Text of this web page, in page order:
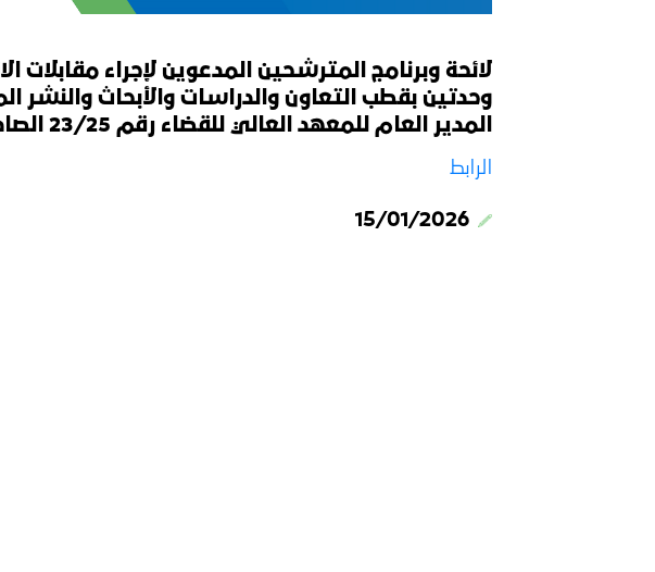
لائحة وبرنامج المترشحين المدعوين لإجراء
وحدتين بقطب التعاون والدراسات والأبحاث والنشر
المدير العام للمعهد العالي للقضاء رقم 23/25 الصادر في 23 دجنبر 2025.
الرابط
15/01/2026